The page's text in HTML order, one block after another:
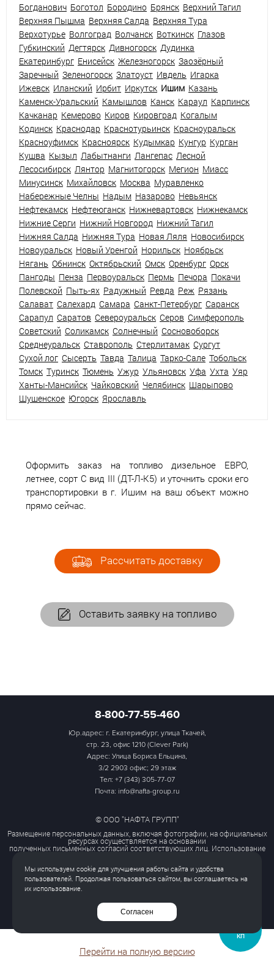
Богданович Боготол Бородино Брянск Верхний Тагил
Верхняя Пышма Верхняя Салда Верхняя Тура
Верхотурье Волгоград Волчанск Воткинск Глазов
Губкинский Дегтярск Дивногорск Дудинка
Екатеринбург Енисейск Железногорск Заозёрный
Заречный Зеленогорск Златоуст Ивдель Игарка
Ижевск Иланский Ирбит Иркутск Ишим Казань
Каменск-Уральский Камышлов Канск Караул Карпинск
Качканар Кемерово Киров Кировград Когалым
Кодинск Краснодар Краснотурьинск Красноуральск
Красноуфимск Красноярск Кудымкар Кунгур Курган
Кушва Кызыл Лабытнанги Лангепас Лесной
Лесосибирск Лянтор Магнитогорск Мегион Миасс
Минусинск Михайловск Москва Муравленко
Набережные Челны Надым Назарово Невьянск
Нефтекамск Нефтеюганск Нижневартовск Нижнекамск
Нижние Серги Нижний Новгород Нижний Тагил
Нижняя Салда Нижняя Тура Новая Ляля Новосибирск
Новоуральск Новый Уренгой Норильск Ноябрьск
Нягань Обнинск Октябрьский Омск Оренбург Орск
Пангоды Пенза Первоуральск Пермь Печора Покачи
Полевской Пыть-ях Радужный Ревда Реж Рязань
Салават Салехард Самара Санкт-Петербург Саранск
Сарапул Саратов Североуральск Серов Симферополь
Советский Соликамск Солнечный Сосновоборск
Среднеуральск Ставрополь Стерлитамак Сургут
Сухой лог Сысерть Тавда Талица Тарко-Сале Тобольск
Томск Туринск Тюмень Ужур Ульяновск Уфа Ухта Уяр
Ханты-Мансийск Чайковский Челябинск Шарыпово
Шушенское Югорск Ярославль
Оформить заказ на топливо дизельное ЕВРО,
летнее, сорт С вид III (ДТ-Л-К5) и уточнить сроки его
транспортировки в г. Ишим на ваш объект можно
прямо сейчас.
Рассчитать доставку
Оставить заявку на топливо
8-800-77-55-460
Юр.адрес: г. Екатеринбург, улица Ткачей,
стр. 23, офис 1210 (Clever Park)
Адрес: Улица Бориса Ельцина,
3/2 2903 офис; 29 этаж
Тел: +7 (343) 305-77-07
Почта: info@nafta-group.ru
© ООО "НАФТА ГРУПП"
Размещение персональных данных, включая фотографии, на официальных
ресурсах осуществляется на основании
полученных письменных согласий соответствующих лиц. Использование
Политика обработки персональных данных
Согласие на обработку персональных данных
Перейти на полную версию
КП
Мы используем cookie для улучшения работы сайта и удобства
пользователей. Продолжая пользоваться сайтом, вы соглашаетесь на
их использование.
Согласен